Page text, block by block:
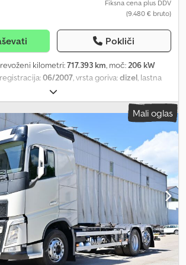
Fiksna cena plus DDV
(9.480 € bruto)
Pokliči
kilometri:717.393 km, moč:206 kW
06/2007, vrsta goriva:dizel, lastna
dovoljena obremenitev:
pnevmatike:295/80 R22,5, konfiguracija
razdalja:5.600 mm, zavore:zaviranje z
kabina:dnevna kabina
zrak, število sedežev:2, skupna dolžina: 2.600
4.000 mm, skupna višina: 9.900 mm, dolžina
7.300 mm, Oprema:ABS, klimatska naprava,
registracija tovornjaka, tempomat, zapora
FL 280 hladilnik | EURO 4 | hladilna enota
zamrznjene in sveže izdelke | hlajenje
z elektriko | pregradna stena |
2000 kg podložna | večfunkcijski volan,
tovora: D 7,3 m, Š 2,48 m, V: 2,4 m |
R22,5 | Pridržujemo si pravico do napak in
Mali oglas